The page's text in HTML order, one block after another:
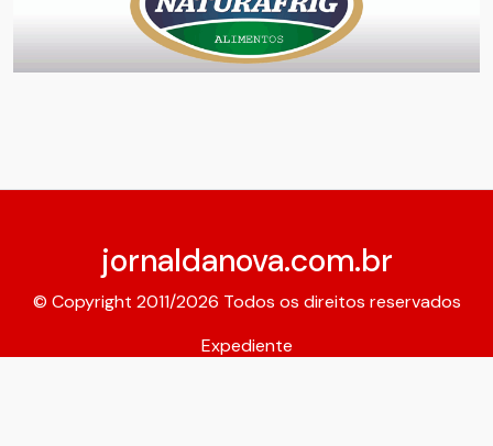
jornaldanova.com.br
© Copyright 2011/2026 Todos os direitos reservados
Expediente